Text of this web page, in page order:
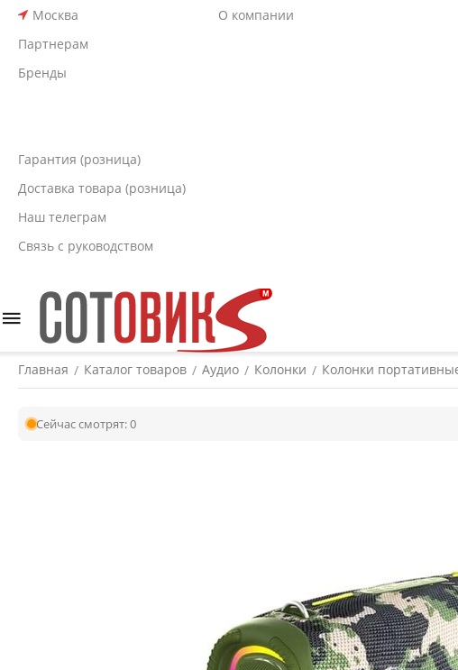
Москва
О компании
Партнерам
Бренды
Гарантия (розница)
Доставка товара (розница)
Наш телеграм
Связь с руководством
Главная / Каталог товаров / Аудио / Колонки / Колонки
Сейчас смотрят:0